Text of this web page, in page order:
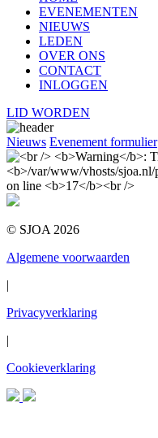
EVENEMENTEN
NIEUWS
LEDEN
OVER ONS
CONTACT
INLOGGEN
LID WORDEN
Nieuws Evenement formulier
© SJOA 2026
Algemene voorwaarden
|
Privacyverklaring
|
Cookieverklaring